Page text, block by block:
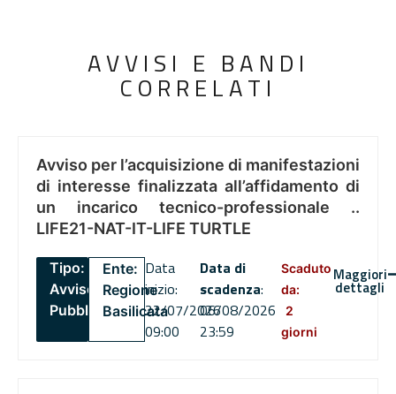
AVVISI E BANDI
CORRELATI
Avviso per l’acquisizione di manifestazioni
di interesse finalizzata all’affidamento di
un incarico tecnico-professionale ..
LIFE21-NAT-IT-LIFE TURTLE
Tipo:
Avviso
Pubblico
Ente:
Regione
Basilicata
Data
inizio:
22/07/2026
09:00
Data di
scadenza:
06/08/2026
23:59
Scaduto
da:
2
giorni
Maggiori
dettagli